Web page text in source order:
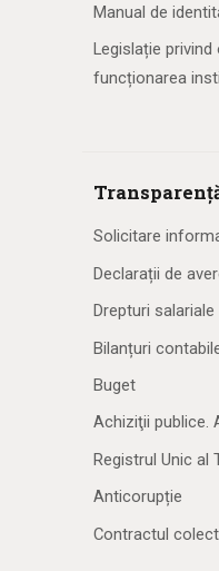
Manual de
Legislație privind
funcționarea
Solicitare
Declarații de
Drepturi salariale
Bilanțuri
Buget
Achiziţii publice.
Registrul Unic al
Anticorupție
Contractul